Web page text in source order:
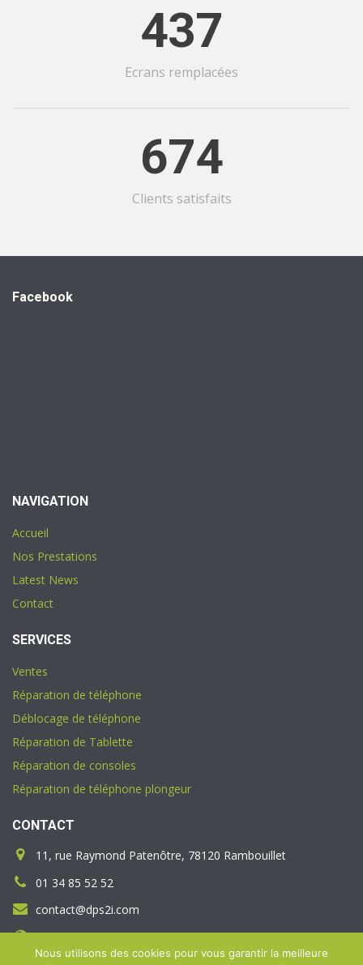
437
Ecrans remplacées
674
Clients satisfaits
Facebook
NAVIGATION
Accueil
Nos Prestations
Latest News
Contact
SERVICES
Ventes
Réparation de téléphone
Déblocage de téléphone
Réparation de Tablette
Réparation de consoles
Réparation de téléphone plongeur
CONTACT
11, rue Raymond Patenôtre, 78120 Rambouillet
01 34 85 52 52
contact@dps2i.com
www.dps2i.com/mobile
Nous utilisons des cookies pour vous garantir la meilleure